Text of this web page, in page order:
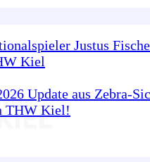
Justus
Kiel
Update aus Zebra-
THW Kiel!